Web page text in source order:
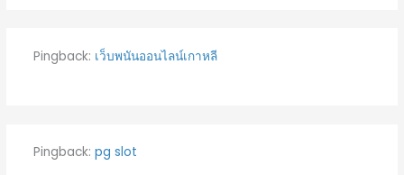
Pingback: เว็บพนันออนไลน์เกาหลี
Pingback: pg slot